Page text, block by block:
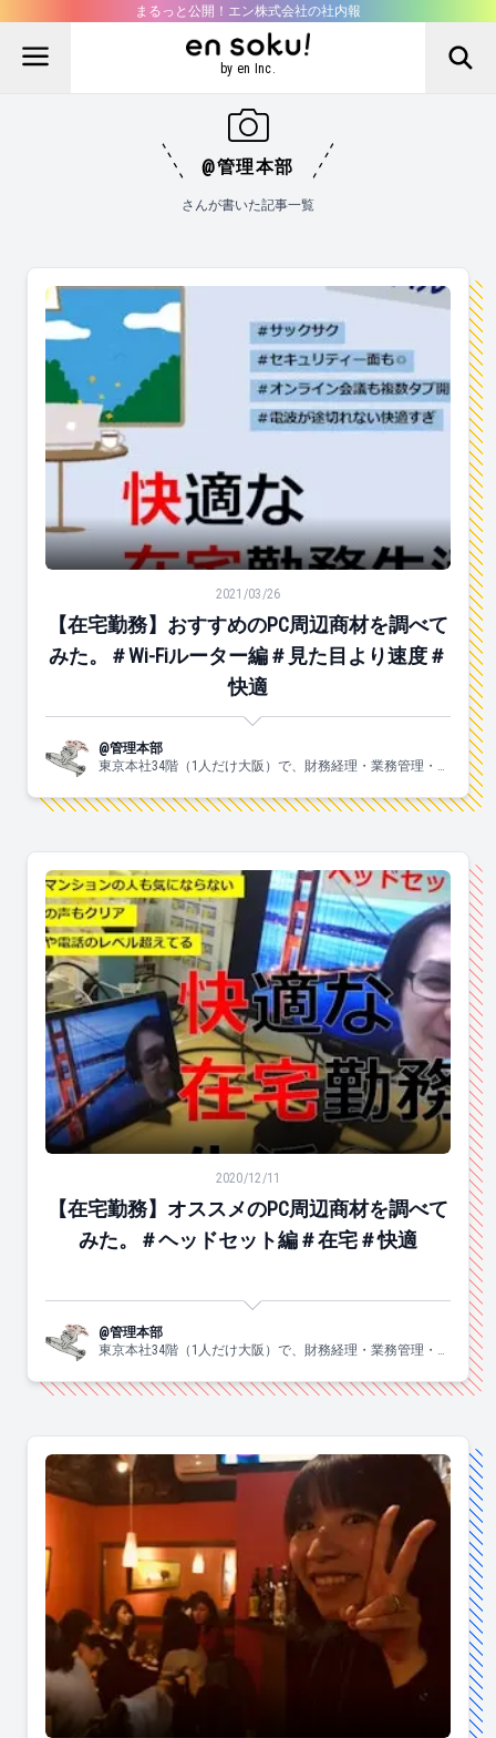
まるっと公開！エン株式会社の社内報
by en Inc.
@管理本部
さんが書いた記事一覧
【在宅勤務】おすすめのPC周辺商材を調べてみた。＃
2021/03/26
【在宅勤務】おすすめのPC周辺商材を調べて
みた。＃Wi-Fiルーター編＃見た目より速度＃
快適
@管理本部
東京本社34階（1人だけ大阪）で、財務経理・業務管理・法
ます。固く見えがちですが、意外とラフにやってます。気
【在宅勤務】オススメのPC周辺商材を調べてみた。＃
2020/12/11
【在宅勤務】オススメのPC周辺商材を調べて
みた。＃ヘッドセット編＃在宅＃快適
@管理本部
東京本社34階（1人だけ大阪）で、財務経理・業務管理・法
ます。固く見えがちですが、意外とラフにやってます。気